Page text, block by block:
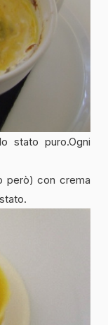
stato puro.Ogni
però) con crema